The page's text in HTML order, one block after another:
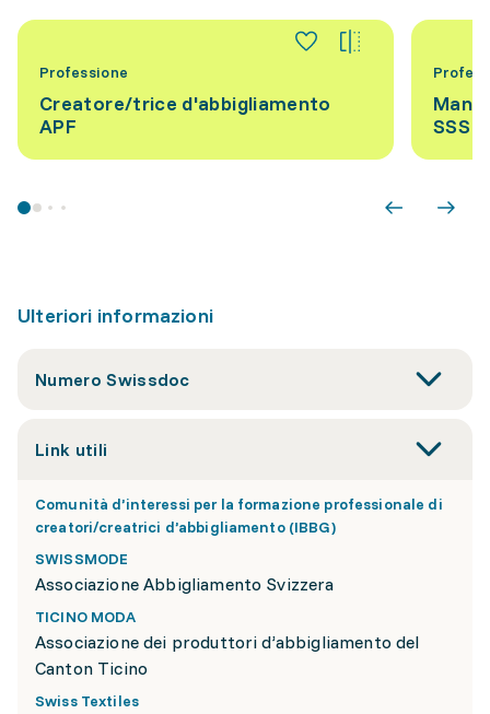
Professione
Creatore/trice d'abbigliamento
APF
SSS
Ulteriori informazioni
Numero Swissdoc
Link utili
Comunità d’interessi per la formazione professionale di
creatori/creatrici d’abbigliamento (IBBG)
SWISSMODE
Associazione Abbigliamento Svizzera
TICINO MODA
Associazione dei produttori d’abbigliamento del
Canton Ticino
Swiss Textiles